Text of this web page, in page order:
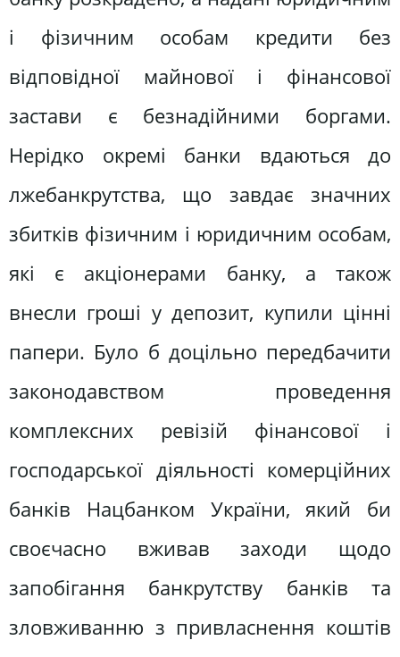
і фізичним особам кредити без
відповідної майнової і фінансової
застави є безнадійними боргами.
Нерідко окремі банки вдаються до
лжебанкрутства, що завдає значних
збитків фізичним і юридичним особам,
які є акціонерами банку, а також
внесли гроші у депозит, купили цінні
папери. Було б доцільно передбачити
законодавством проведення
комплексних ревізій фінансової і
господарської діяльності комерційних
банків Нацбанком України, який би
своєчасно вживав заходи щодо
запобігання банкрутству банків та
зловживанню з привласнення коштів